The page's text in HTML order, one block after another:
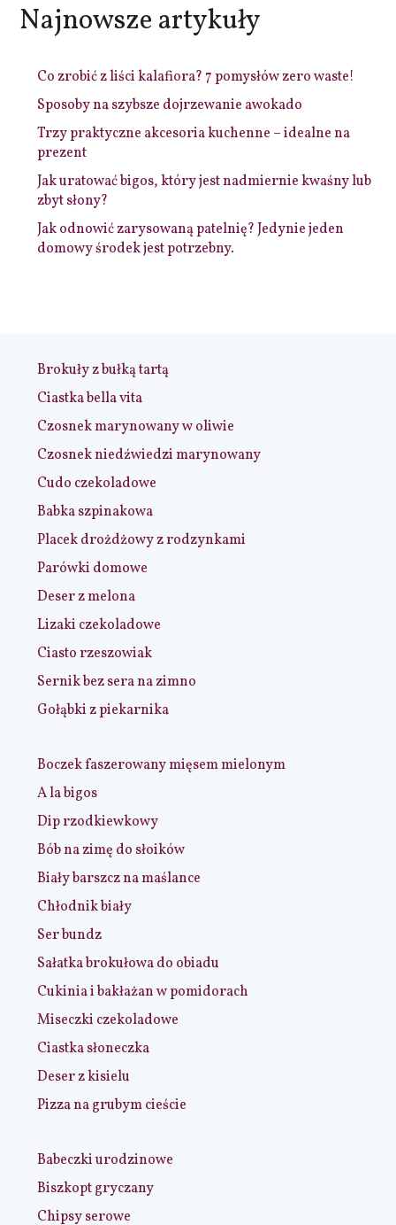
Najnowsze artykuły
Co zrobić z liści kalafiora? 7 pomysłów zero waste!
Sposoby na szybsze dojrzewanie awokado
Trzy praktyczne akcesoria kuchenne – idealne na
prezent
Jak uratować bigos, który jest nadmiernie kwaśny lub
zbyt słony?
Jak odnowić zarysowaną patelnię? Jedynie jeden
domowy środek jest potrzebny.
Brokuły z bułką tartą
Ciastka bella vita
Czosnek marynowany w oliwie
Czosnek niedźwiedzi marynowany
Cudo czekoladowe
Babka szpinakowa
Placek drożdżowy z rodzynkami
Parówki domowe
Deser z melona
Lizaki czekoladowe
Ciasto rzeszowiak
Sernik bez sera na zimno
Gołąbki z piekarnika
Boczek faszerowany mięsem mielonym
A la bigos
Dip rzodkiewkowy
Bób na zimę do słoików
Biały barszcz na maślance
Chłodnik biały
Ser bundz
Sałatka brokułowa do obiadu
Cukinia i bakłażan w pomidorach
Miseczki czekoladowe
Ciastka słoneczka
Deser z kisielu
Pizza na grubym cieście
Babeczki urodzinowe
Biszkopt gryczany
Chipsy serowe